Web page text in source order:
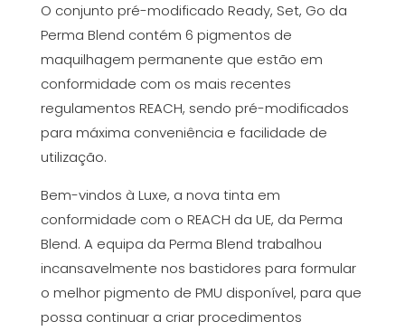
Pre-
Modified
Set
6x15ml
O conjunto pré-modificado Ready, Set, Go da
Perma Blend contém 6 pigmentos de
maquilhagem permanente que estão em
conformidade com os mais recentes
regulamentos REACH, sendo pré-modificados
para máxima conveniência e facilidade de
utilização.
Bem-vindos à Luxe, a nova tinta em
conformidade com o REACH da UE, da Perma
Blend. A equipa da Perma Blend trabalhou
incansavelmente nos bastidores para formular
o melhor pigmento de PMU disponível, para que
possa continuar a criar procedimentos